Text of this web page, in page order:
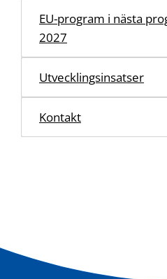
EU-program i nästa
2027
Utvecklingsinsatser
Kontakt